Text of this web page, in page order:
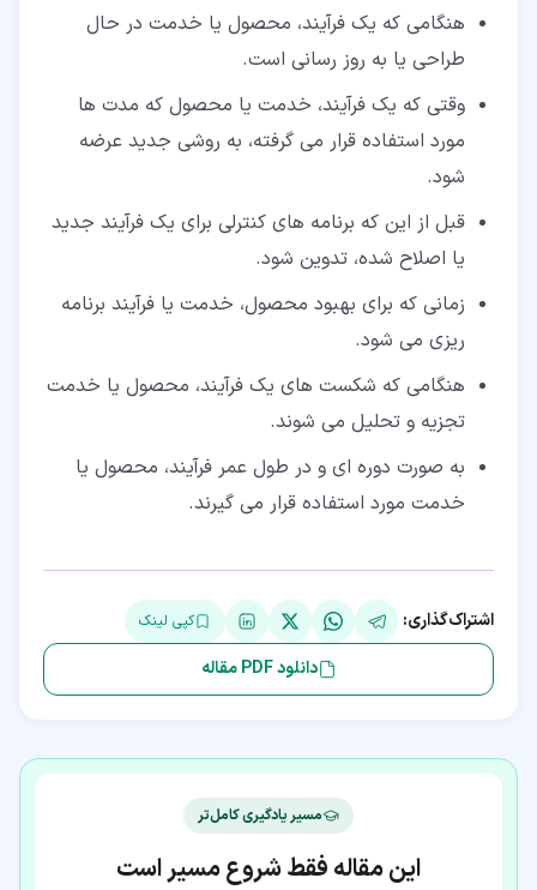
هنگامی که یک فرآیند، محصول یا خدمت در حال
طراحی یا به روز رسانی است.
وقتی که یک فرآیند، خدمت یا محصول که مدت ها
مورد استفاده قرار می گرفته، به روشی جدید عرضه
شود.
قبل از این که برنامه های کنترلی برای یک فرآیند جدید
یا اصلاح شده، تدوین شود.
زمانی که برای بهبود محصول، خدمت یا فرآیند برنامه
ریزی می شود.
هنگامی که شکست های یک فرآیند، محصول یا خدمت
تجزیه و تحلیل می شوند.
به صورت دوره ای و در طول عمر فرآیند، محصول یا
خدمت مورد استفاده قرار می گیرند.
اشتراک‌گذاری: کپی لینک
دانلود PDF مقاله
مسیر یادگیری کامل‌تر
این مقاله فقط شروع مسیر است